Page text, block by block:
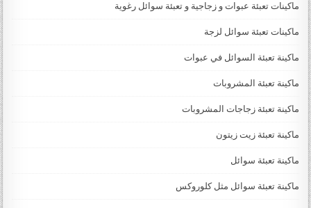
ماكينات تعبئة عبوات و زجاجية و تعبئة سوائل رغوية
ماكينات تعبئة سوائل لزجة
‏‏‏ماكينة تعبئة السوائل في عبوات
ماكينة تعبئة المشروبات
ماكينة تعبئة زجاجات المشروبات
ماكينة تعبئة زيت زيتون
ماكينة تعبئة سوائل
ماكينة تعبئة سوائل مثل كلوروكس